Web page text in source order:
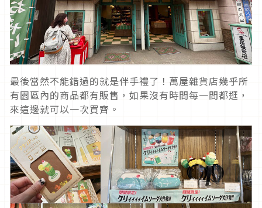
最後當然不能錯過的就是伴手禮了！萬屋雜貨店幾乎所
有園區內的商品都有販售，如果沒有時間每一間都逛，
來這邊就可以一次買齊。